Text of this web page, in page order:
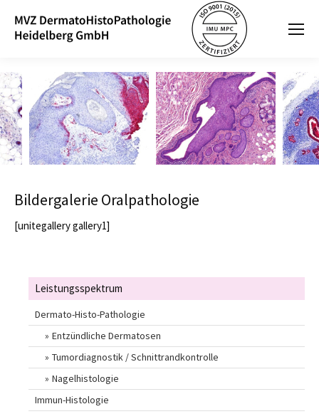
Bildergalerie Oralpathologie
[unitegallery gallery1]
Leistungsspektrum
Dermato-Histo-Pathologie
Entzündliche Dermatosen
Tumordiagnostik / Schnittrandkontrolle
Nagelhistologie
Immun-Histologie